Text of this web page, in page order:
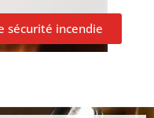
sécurité incendie